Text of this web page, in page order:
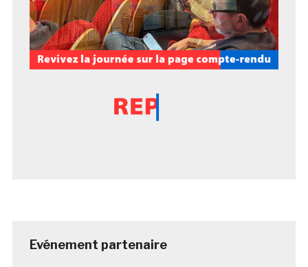
Evénement partenaire